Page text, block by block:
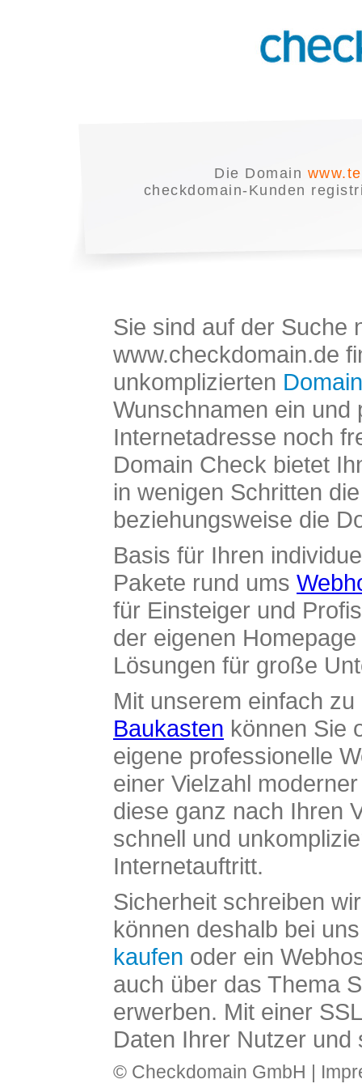
Die Domain
checkdomain-Kunden
Sie sind auf der Suche
www.checkdomain.de
unkomplizierten
Wunschnamen ein und
Internetadresse noch
Domain Check bietet
in wenigen Schritten
beziehungsweise die
Basis für Ihren
Pakete rund ums
für Einsteiger und
der eigenen
Lösungen für große
Mit unserem einfach
Baukasten können Sie
eigene professionelle
einer Vielzahl
diese ganz nach Ihren
schnell und
Internetauftritt.
Sicherheit schreiben
können deshalb bei
kaufen oder ein
auch über das Thema
erwerben. Mit einer
Daten Ihrer Nutzer und
© Checkdomain GmbH |